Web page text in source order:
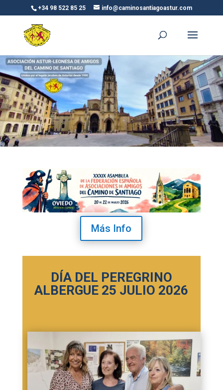
+34 98 522 85 25 info@caminosantiagoastur.com
Más Info
DÍA DEL PEREGRINO
ALBERGUE 25 JULIO 2026